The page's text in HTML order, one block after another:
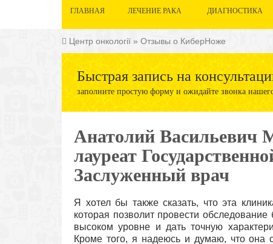
ГЛАВНАЯ ЛЕЧЕНИЕ РАКА ДИАГНОСТИКА
Центр онкології » Отзывы о КиберНоже
Быстрая запись на
заполните простую форму и ожидайте звонка
Анатолий Васильевич
лауреат
Заслуженный врач
Я хотел бы также сказать, что эта
которая позволит провести
высоком уровне и дать точную
Кроме того, я надеюсь и думаю, что она